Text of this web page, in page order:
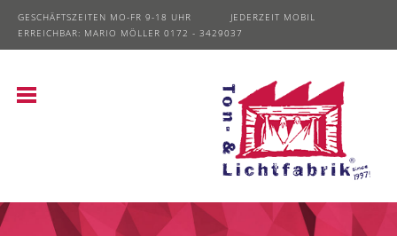
GESCHÄFTSZEITEN MO-FR 9-18 UHR JEDERZEIT MOBIL
ERREICHBAR: MARIO MÖLLER 0172 - 3429037